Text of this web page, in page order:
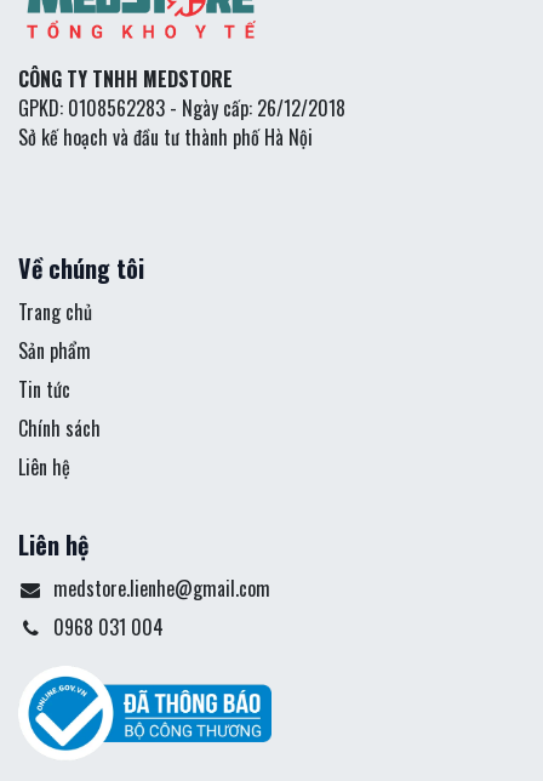
CÔNG TY TNHH MEDSTORE
GPKD: 0108562283 - Ngày cấp: 26/12/2018
Sở kế hoạch và đầu tư thành phố Hà Nội
Về chúng tôi
Trang chủ
Sản phẩm
Tin tức
Chính sách
Liên hệ
Liên hệ
medstore.lienhe@gmail.com
0968 031 004